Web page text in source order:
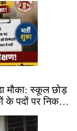
मौका: स्कूल छोड़
के पदों पर निकली